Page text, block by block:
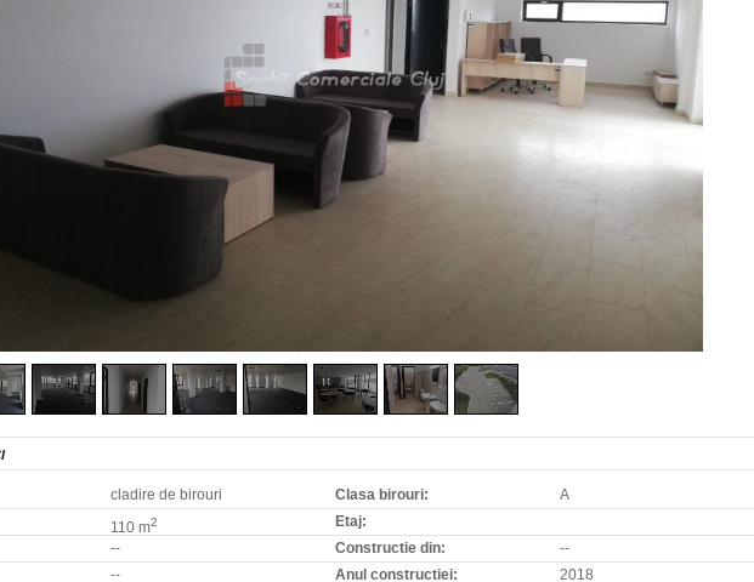
cladire de birouri
110 m2
--
--
Clasa birouri:
A
Etaj:
Constructie din:
--
Anul constructiei:
2018